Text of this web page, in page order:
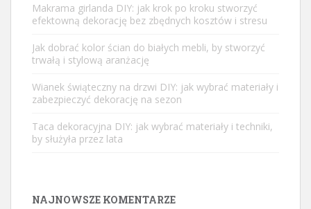
Makrama girlanda DIY: jak krok po kroku stworzyć
efektowną dekorację bez zbędnych kosztów i stresu
Jak dobrać kolor ścian do białych mebli, by stworzyć
trwałą i stylową aranżację
Wianek świąteczny na drzwi DIY: jak wybrać materiały i
zabezpieczyć dekorację na sezon
Taca dekoracyjna DIY: jak wybrać materiały i techniki,
by służyła przez lata
NAJNOWSZE KOMENTARZE